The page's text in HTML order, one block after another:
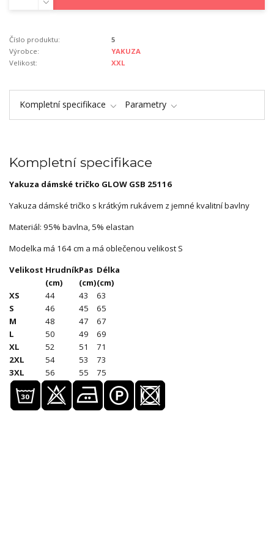
Číslo produktu:
5
Výrobce:
YAKUZA
Velikost:
XXL
Kompletní specifikace Parametry
Kompletní specifikace
Yakuza dámské tričko GLOW GSB 25116
Yakuza dámské tričko s krátkým rukávem z jemné kvalitní bavlny
Materiál: 95% bavlna, 5% elastan
Modelka má 164 cm a má oblečenou velikost S
Velikost Hrudník
(cm)
Pas
(cm)
Délka
(cm)
XS
44 43
63
S
46 45
65
M
48 47
67
L
50 49
69
XL
52 51
71
2XL
54 53
73
3XL
56 55 75